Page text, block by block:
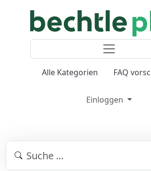
Alle Kategorien FAQ
Einloggen